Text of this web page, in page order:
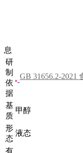
息
研
制
依
据
基
质
甲醇
形
态
液态
有